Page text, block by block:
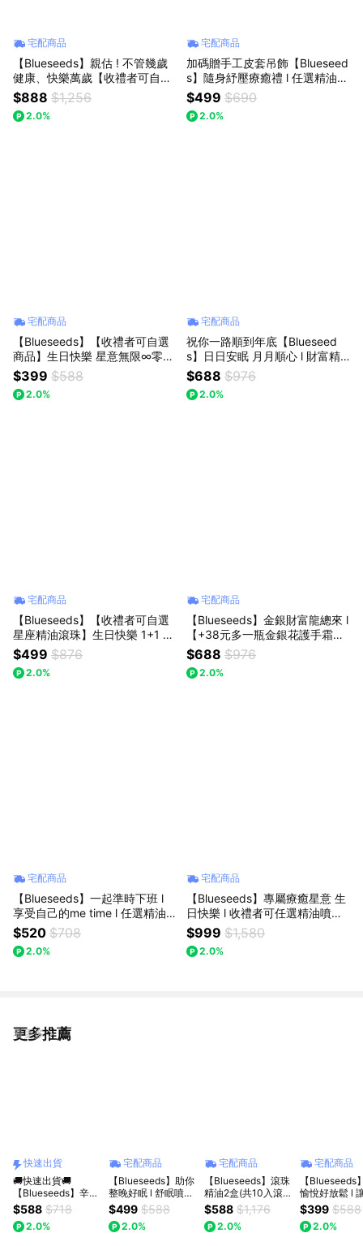
宅配商品
【Blueseeds】親估 ! 不管幾歲
健康、快樂萬歲【收禮者可自選
商品】 l 生日快樂 l 禮物獨家附
品牌束口袋禮盒 l l 芙彤園
$888 $1,256
2.0%
宅配商品
加碼贈手工皮套吊飾【Blueseed
s】隨身紓壓療癒禮 l 任選精油膏
+任選滾珠精油2ml(檸檬/茶樹/薰
衣草/迷迭香/柑橘/舒眠) l 芙彤園
$499 $690
2.0%
宅配商品
【Blueseeds】【收禮者可自選
商品】生日快樂 星意無限∞零距
離 l 任選2ml滾珠精油+任選30ml
精油噴霧 l 禮物獨家贈品牌盒+束
口袋 l 芙彤園
$399 $588
2.0%
宅配商品
祝你一路順到年底【Blueseed
s】日日安眠 月月順心 l 財富精
油噴霧100ml+任選(薰衣草or舒
眠)精油滾珠2ml l 芙彤園
$688 $976
2.0%
宅配商品
【Blueseeds】【收禮者可自選
星座精油滾珠】生日快樂 1+1 獻
給獨一無二的Ni l LINE禮物獨家
l 附品牌派盒+束口袋禮盒 l 芙彤
園
$499 $876
2.0%
宅配商品
【Blueseeds】金銀財富龍總來 l
【+38元多一瓶金銀花護手霜】
財富精油滾珠2ml+財富精油噴霧
100ml l 芙彤園
$688 $976
2.0%
宅配商品
【Blueseeds】一起準時下班 l
享受自己的me time l 任選精油
護手霜30ml+森淨精油噴霧30ml
l 芙彤園
$520 $708
2.0%
宅配商品
【Blueseeds】專屬療癒星意 生
日快樂 l 收禮者可任選精油噴霧1
00ml+任選滾珠精油2ml+滾珠精
油2ml(5支組/盒) l 芙彤園
$999 $1,580
2.0%
更多推薦
看更多
快速出貨
🚚快速出貨🚚
【Blueseeds】辛苦
了 休息一下吧 ! 任選
薰衣草洋甘菊精油沐
浴or洗髮露+舒眠精
$588 $718
2.0%
宅配商品
【Blueseeds】助你
整晚好眠 l 舒眠噴霧
30ml+薰衣草草本精
油膏6g+任選薰衣草
滾珠精油2ml/舒眠精
$499 $588
2.0%
宅配商品
【Blueseeds】滾珠
精油2盒(共10入滾
珠)療癒、放鬆、提
神 l 獨家贈品牌提袋
l 芙彤園
$588 $1,176
2.0%
宅配商品
【Blueseeds
愉悅好放鬆 l
日正能量 l愉
30ml+薄荷柑
膏6g+橘子滾
$399 $588
2.0%